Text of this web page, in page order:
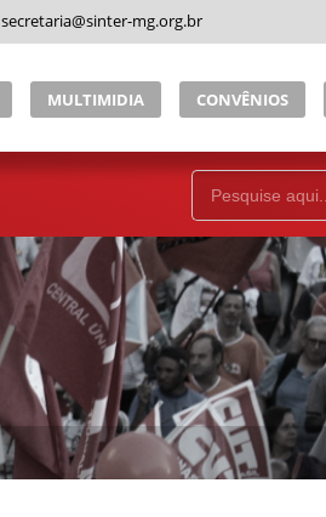
secretaria@sinter-mg.org.br
MULTIMIDIA CONVÊNIOS
Search
for: